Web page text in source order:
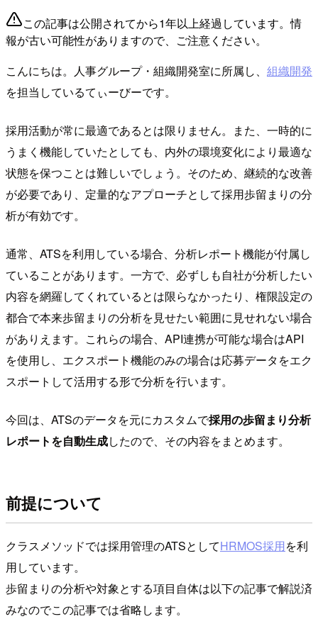
この記事は公開されてから1年以上経過しています。情
報が古い可能性がありますので、ご注意ください。
こんにちは。人事グループ・組織開発室に所属し、 組織開発
を担当しているてぃーびーです。
採用活動が常に最適であるとは限りません。また、一時的に
うまく機能していたとしても、内外の環境変化により最適な
状態を保つことは難しいでしょう。そのため、継続的な改善
が必要であり、定量的なアプローチとして採用歩留まりの分
析が有効です。
通常、ATSを利用している場合、分析レポート機能が付属し
ていることがあります。一方で、必ずしも自社が分析したい
内容を網羅してくれているとは限らなかったり、権限設定の
都合で本来歩留まりの分析を見せたい範囲に見せれない場合
がありえます。これらの場合、API連携が可能な場合はAPI
を使用し、エクスポート機能のみの場合は応募データをエク
スポートして活用する形で分析を行います。
今回は、ATSのデータを元にカスタムで採用の歩留まり分析
レポートを自動生成したので、その内容をまとめます。
前提について
クラスメソッドでは採用管理のATSとしてHRMOS採用を利
用しています。
歩留まりの分析や対象とする項目自体は以下の記事で解説済
みなのでこの記事では省略します。